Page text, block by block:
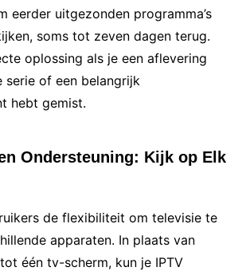
eerder uitgezonden programma’s
soms tot zeven dagen terug.
oplossing als je een aflevering
serie of een belangrijk
hebt gemist.
Ondersteuning: Kijk op Elk
de flexibiliteit om televisie te
apparaten. In plaats van
één tv-scherm, kun je IPTV